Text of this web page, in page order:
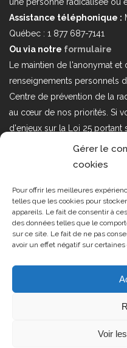
Gérer le
cookies
Pour offrir les meilleures
telles que les cookies pour
appareils. Le fait de consentir à
des données telles que le
sur ce site. Le fait de ne pas
avoir un effet négatif sur
Voir
Assistance téléphonique :
Québec : 1 877 687-7141
Ou via notre formulaire
Le maintien de l'anonymat
renseignements personnels
Centre de prévention de la
au cœur de nos priorités. Si
d'enjeux sur la Loi 25
personnels dans le secteur
nous à l'adresse courriel
Tous droits réservés @2019 CPRMV
| Centre de prévention de la
radicalisation menant à la violence
(CPRMV)